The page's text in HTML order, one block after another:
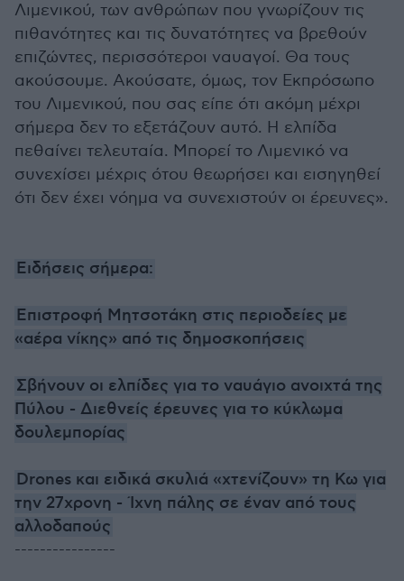
Λιμενικού, των ανθρώπων που γνωρίζουν τις
πιθανότητες και τις δυνατότητες να βρεθούν
επιζώντες, περισσότεροι ναυαγοί. Θα τους
ακούσουμε. Ακούσατε, όμως, τον Εκπρόσωπο
του Λιμενικού, που σας είπε ότι ακόμη μέχρι
σήμερα δεν το εξετάζουν αυτό. Η ελπίδα
πεθαίνει τελευταία. Μπορεί το Λιμενικό να
συνεχίσει μέχρις ότου θεωρήσει και εισηγηθεί
ότι δεν έχει νόημα να συνεχιστούν οι έρευνες».
Ειδήσεις σήμερα:
Eπιστροφή Μητσοτάκη στις περιοδείες με
«αέρα νίκης» από τις δημοσκοπήσεις
Σβήνουν οι ελπίδες για το ναυάγιο ανοιχτά της
Πύλου - Διεθνείς έρευνες για το κύκλωμα
δουλεμπορίας
Drones και ειδικά σκυλιά «χτενίζουν» τη Κω για
την 27χρονη - Ίχνη πάλης σε έναν από τους
αλλοδαπούς
----------------